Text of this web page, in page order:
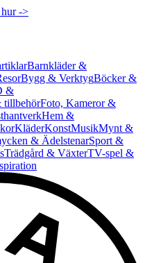
->
Barnkläder &
Bygg & VerktygBöcker &
&
tillbehörFoto, Kameror &
Hem &
KläderKonstMusikMynt &
& ÄdelstenarSport &
Trädgård & VäxterTV-spel &